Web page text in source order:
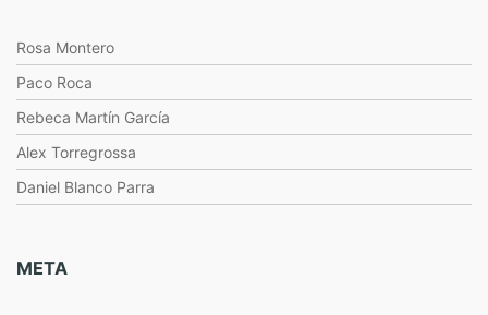
Rosa Montero
Paco Roca
Rebeca Martín García
Alex Torregrossa
Daniel Blanco Parra
META